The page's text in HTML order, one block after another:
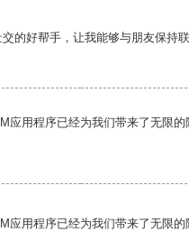
的好帮手，让我能够与朋友保持
应用程序已经为我们带来了无限
应用程序已经为我们带来了无限的